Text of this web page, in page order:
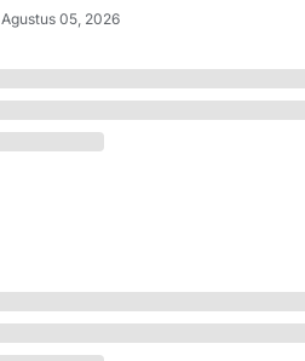
Agustus 05, 2026